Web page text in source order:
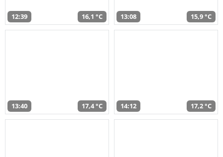
12:39 16,1 °C 13:08 15,9 °C
13:40 17,4 °C 14:12 17,2 °C